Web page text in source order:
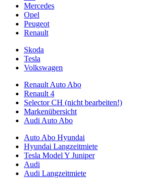
Mercedes
Opel
Peugeot
Renault
Skoda
Tesla
Volkswagen
Renault Auto Abo
Renault 4
Selector CH (nicht bearbeiten!)
Markenübersicht
Audi Auto Abo
Auto Abo Hyundai
Hyundai Langzeitmiete
Tesla Model Y Juniper
Audi
Audi Langzeitmiete